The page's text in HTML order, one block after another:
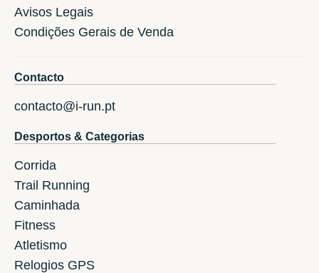
Avisos Legais
Condições Gerais de Venda
Contacto
contacto@i-run.pt
Desportos & Categorias
Corrida
Trail Running
Caminhada
Fitness
Atletismo
Relogios GPS